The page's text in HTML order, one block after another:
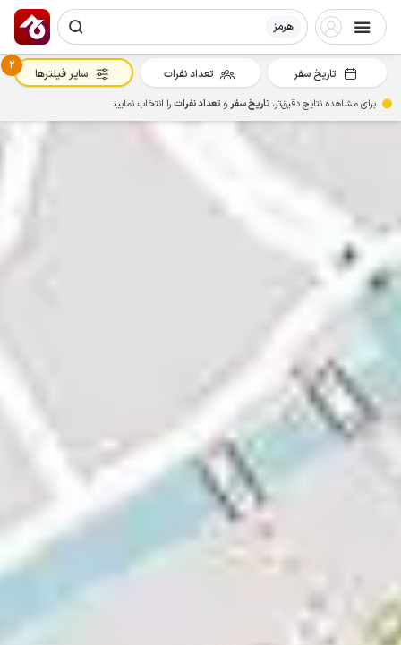
هرمز
تاریخ سفر تعداد نفرات
2
سایر فیلترها
برای مشاهده نتایج دقیق‌تر، تاریخ سفرو تعداد نفراترا انتخاب نمایید